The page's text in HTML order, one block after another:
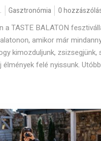
Gasztronómia 0
a TASTE BALATON
amikor már
kimozduljunk, zsizsegjünk,
élmények felé nyissunk.